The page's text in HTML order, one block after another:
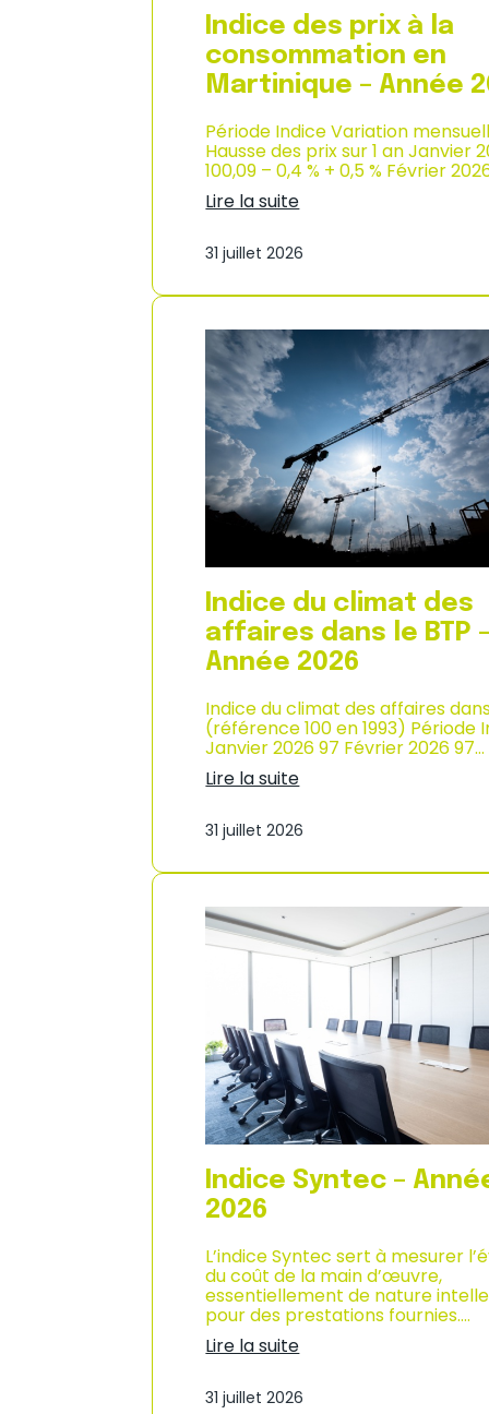
m
m
a
t
o
n
e
n
G
a
d
l
n
n
é
e
2
0
6
Indice des prix à la
consommation en
Martinique – Année
Période Indice Variation
Hausse des prix sur 1 an Janvier
100,09 – 0,4 % + 0,5 % Février
Lire la suite
n
i
e
s
r
i
x
à
l
a
o
n
s
o
m
m
t
i
o
e
M
r
i
i
q
–
A
n
n
é
e
2
2
31 juillet 2026
Indice du climat des
affaires dans le BTP –
Année 2026
Indice du climat des affaires
(référence 100 en 1993) Période
Janvier 2026 97 Février 2026 97…
Lire la suite
n
i
e
d
u
m
a
t
d
e
s
a
f
f
r
e
s
d
a
n
l
e
31 juillet 2026
Indice Syntec –
2026
L’indice Syntec sert à mesurer
du coût de la main d’œuvre,
essentiellement de nature
pour des prestations fournies.…
Lire la suite
n
31 juillet 2026